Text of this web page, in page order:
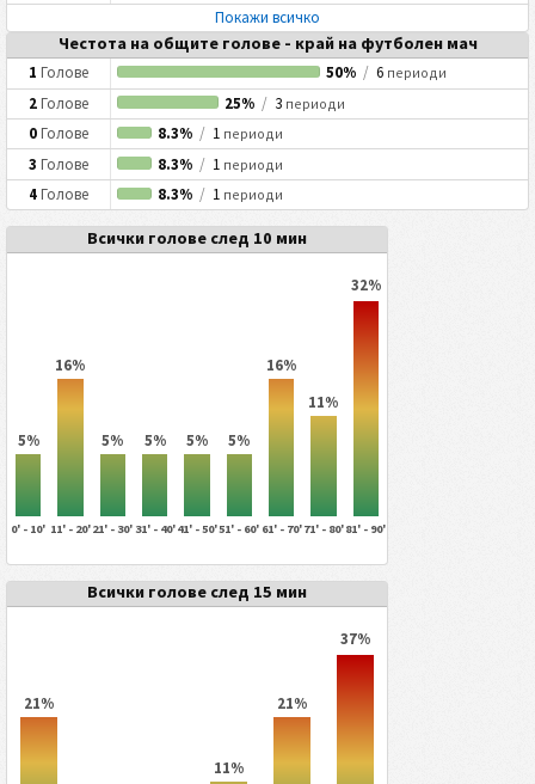
Покажи всичко
Честота на общите голове - край на футболен мач
1Голове 50% /6 периоди
2Голове 25% / 3 периоди
0Голове 8.3% /1 периоди
3Голове 8.3% /1 периоди
4Голове 8.3% /1 периоди
Всички голове след 10 мин
5%
16%
5% 5% 5% 5%
16%
11%
32%
0' - 10' 11' - 20'21' - 30' 31' - 40'41' - 50'51' - 60' 61' - 70'71' - 80'81' - 90'
Всички голове след 15 мин
21%
11%
21%
37%